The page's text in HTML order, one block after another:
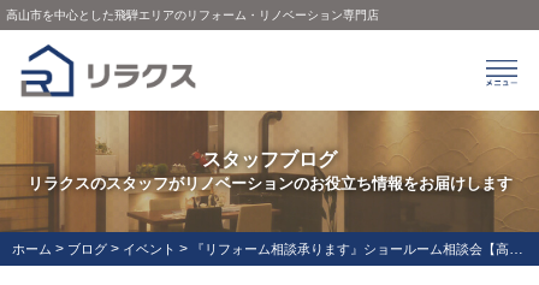
高山市を中心とした飛騨エリアのリフォーム・リノベーション専門店
スタッフブログ
リラクスのスタッフがリノベーションのお役立ち情報をお届けします
ホーム > ブログ > イベント > 『リフォーム相談承ります』ショールーム相談会【高山リノベーションブログ】